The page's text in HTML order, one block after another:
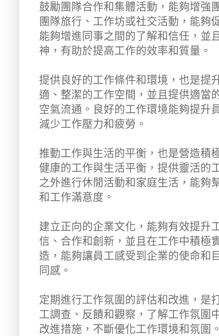
鼓勵團隊合作和集體活動，能夠增強
團隊旅行、工作坊或社交活動，能夠
能夠增進同事之間的了解和信任，並
神，有助於提高工作的效率和質量。
提供良好的工作條件和環境，也是提
適、整潔的工作空間，並且提供適當
空氣流通。良好的工作環境能夠提升
減少工作壓力和疲勞。
推動工作與生活的平衡，也是營造積
健康的工作與生活平衡，提供靈活的
之外進行休閒活動和家庭生活，能夠
和工作滿意度。
建立正向的企業文化，能夠有效提升
信、合作和創新，並且在工作中積極
造，能夠讓員工感受到企業的使命和
同感。
定期進行工作氛圍的評估和改進，是
工調查、反饋和觀察，了解工作氛圍
改進措施，不斷優化工作環境和氛圍